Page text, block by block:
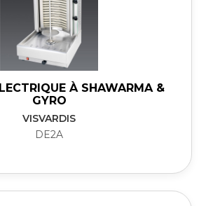
À SHAWARMA &
GYRO
VISVARDIS
DE2A